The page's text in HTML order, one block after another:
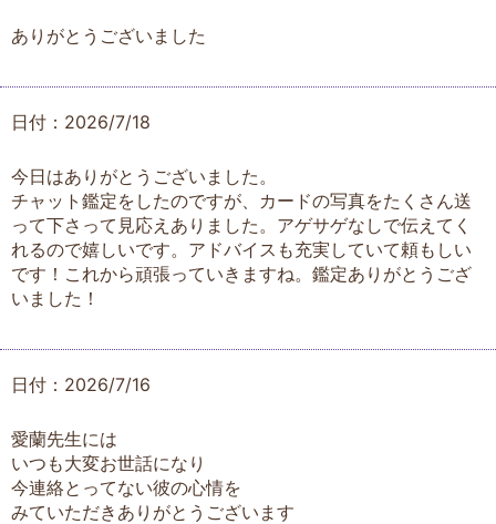
ありがとうございました
日付：2026/7/18
今日はありがとうございました。
チャット鑑定をしたのですが、カードの写真をたくさん送
って下さって見応えありました。アゲサゲなしで伝えてく
れるので嬉しいです。アドバイスも充実していて頼もしい
です！これから頑張っていきますね。鑑定ありがとうござ
いました！
日付：2026/7/16
愛蘭先生には
いつも大変お世話になり
今連絡とってない彼の心情を
みていただきありがとうございます